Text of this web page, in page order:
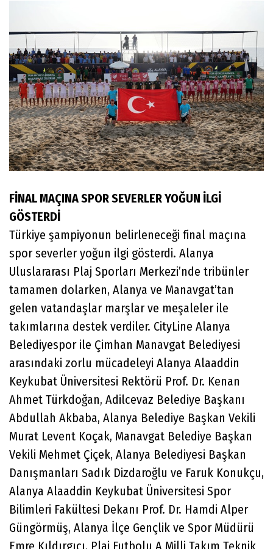
FİNAL MAÇINA SPOR SEVERLER YOĞUN İLGİ
GÖSTERDİ
Türkiye şampiyonun belirleneceği final maçına
spor severler yoğun ilgi gösterdi. Alanya
Uluslararası Plaj Sporları Merkezi’nde tribünler
tamamen dolarken, Alanya ve Manavgat’tan
gelen vatandaşlar marşlar ve meşaleler ile
takımlarına destek verdiler. CityLine Alanya
Belediyespor ile Çimhan Manavgat Belediyesi
arasındaki zorlu mücadeleyi Alanya Alaaddin
Keykubat Üniversitesi Rektörü Prof. Dr. Kenan
Ahmet Türkdoğan, Adilcevaz Belediye Başkanı
Abdullah Akbaba, Alanya Belediye Başkan Vekili
Murat Levent Koçak, Manavgat Belediye Başkan
Vekili Mehmet Çiçek, Alanya Belediyesi Başkan
Danışmanları Sadık Dizdaroğlu ve Faruk Konukçu,
Alanya Alaaddin Keykubat Üniversitesi Spor
Bilimleri Fakültesi Dekanı Prof. Dr. Hamdi Alper
Güngörmüş, Alanya İlçe Gençlik ve Spor Müdürü
Emre Kıldırgıcı, Plaj Futbolu A Milli Takım Teknik